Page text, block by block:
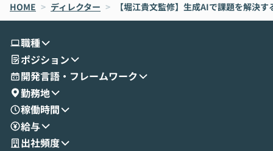
oworkの基本的な機能をご紹介いただきま
す。 続く公開デモでは、実際にCoworkを
せいただきます。数分でワークフローが完
成する手軽さや、Gmail等の外部サービス
とセキュアに連携できるポイントなど、実
演を通じて具体的なイメージをお届けしま
す。 後半のディスカッションでは、セキュ
リティの考え方や社内導入の進め方など、
現場目線でさらに深掘りしていきます。
「自分の業務をAIで自動化してみたいけ
は、LLMのフル
ント構築の最前
HOME > ディレクター > 【堀江貴文監修】生成AIで課題を解決
職種
ポジション
開発言語・フレームワーク
勤務地
稼働時間
給与
出社頻度